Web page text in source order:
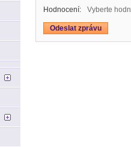
Hodnocení: Vyberte